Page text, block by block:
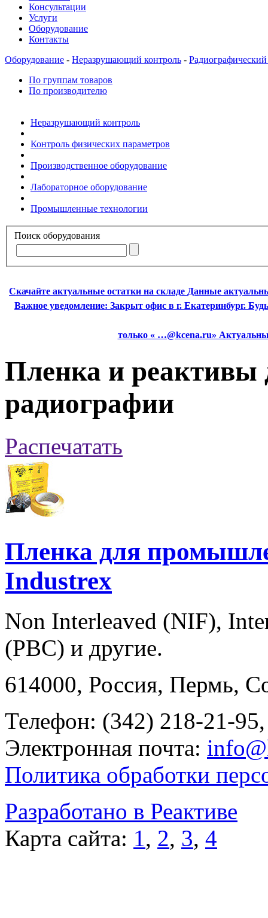
Консультации
Услуги
Оборудование
Контакты
Оборудование - Неразрушающий контроль -
По группам товаров
По производителю
Неразрушающий контроль
Контроль физических параметров
Производственное оборудование
Лабораторное оборудование
Промышленные технологии
Поиск оборудования
Скачайте актуальные остатки на складе Данные
Важное уведомление: Закрыт офис в г. Екатеринбург.
только « …@kcena.ru»
Пленка и
радиографии
Распечатать
Пленка для
Industrex
Non Interleaved (NIF),
(PBC) и другие.
614000, Россия, Пермь,
Телефон: (342) 218-21-
Электронная почта:
Политика обработки
Разработано в Реактиве
Карта сайта: 1, 2, 3, 4